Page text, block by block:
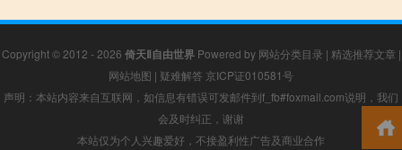
Copyright © 2012 - 2026 倚天Ⅱ自由世界Powered by 网站分类目录 | 精选推荐文章 |
网站地图 | 疑难解答 京ICP证010581号
声明：本站内容来自互联网，如信息有错误可发邮件到f_fb#foxmail.com说明，我们
会及时纠正，谢谢
本站仅为个人兴趣爱好，不接盈利性广告及商业合作